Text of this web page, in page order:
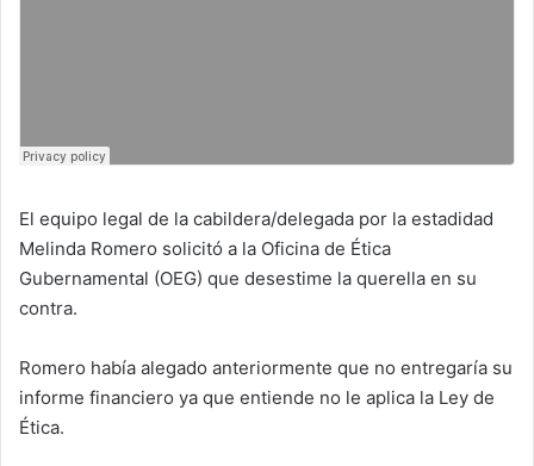
El equipo legal de la cabildera/delegada por la estadidad
Melinda Romero solicitó a la Oficina de Ética
Gubernamental (OEG) que desestime la querella en su
contra.
Romero había alegado anteriormente que no entregaría su
informe financiero ya que entiende no le aplica la Ley de
Ética.